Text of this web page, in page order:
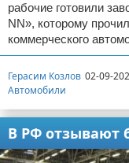
рабочие готовили
NN», которому
коммерческого
Герасим Козлов 02-09-
Автомобили
В РФ отзывают